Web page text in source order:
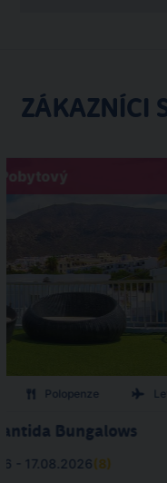
ZÁKAZNÍCI
Polopenze
Bungalows
- 17.08.2026(8)